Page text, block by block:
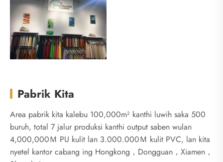
Pabrik Kita
Area pabrik kita kalebu 100,000m² kanthi luwih saka 500
buruh, total 7 jalur produksi kanthi output saben wulan
4,000,000Ｍ PU kulit lan 3.000.000Ｍ kulit PVC, lan kita
nyetel kantor cabang ing Hongkong，Dongguan，Xiamen，